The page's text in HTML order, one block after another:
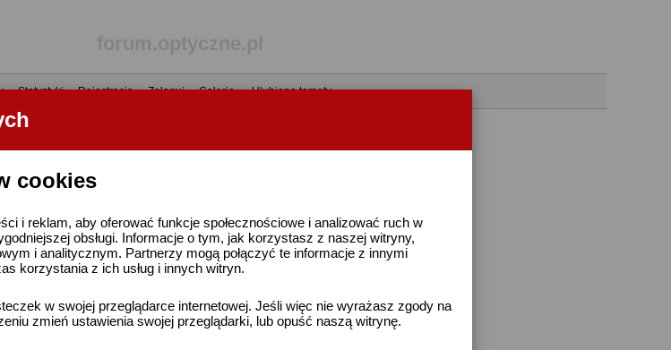
cookies
i reklam, aby oferować funkcje społecznościowe i analizować ruch w
obsługi. Informacje o tym, jak korzystasz z naszej witryny,
i analitycznym. Partnerzy mogą połączyć te informacje z innymi
korzystania z ich usług i innych witryn.
w swojej przeglądarce internetowej. Jeśli więc nie wyrażasz zgody na
zmień ustawienia swojej przeglądarki, lub opuść naszą witrynę.
•Statystyki•Rejestracja•Zaloguj•Galerie• Ulubione tematy